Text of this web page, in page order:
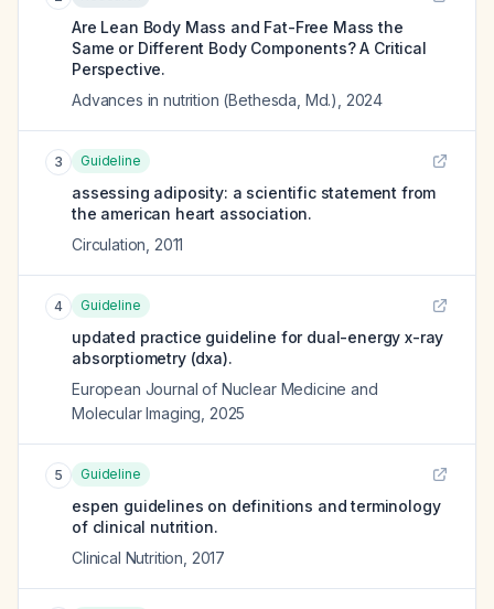
Are Lean Body Mass and Fat-Free Mass the
Same or Different Body Components? A Critical
Perspective.
Advances in nutrition (Bethesda, Md.)
2024
3 Guideline
assessing adiposity: a scientific statement from
the american heart association.
Circulation 2011
4 Guideline
updated practice guideline for dual-energy x-ray
absorptiometry (dxa).
European Journal of Nuclear Medicine and
Molecular Imaging 2025
5 Guideline
espen guidelines on definitions and terminology
of clinical nutrition.
Clinical Nutrition 2017